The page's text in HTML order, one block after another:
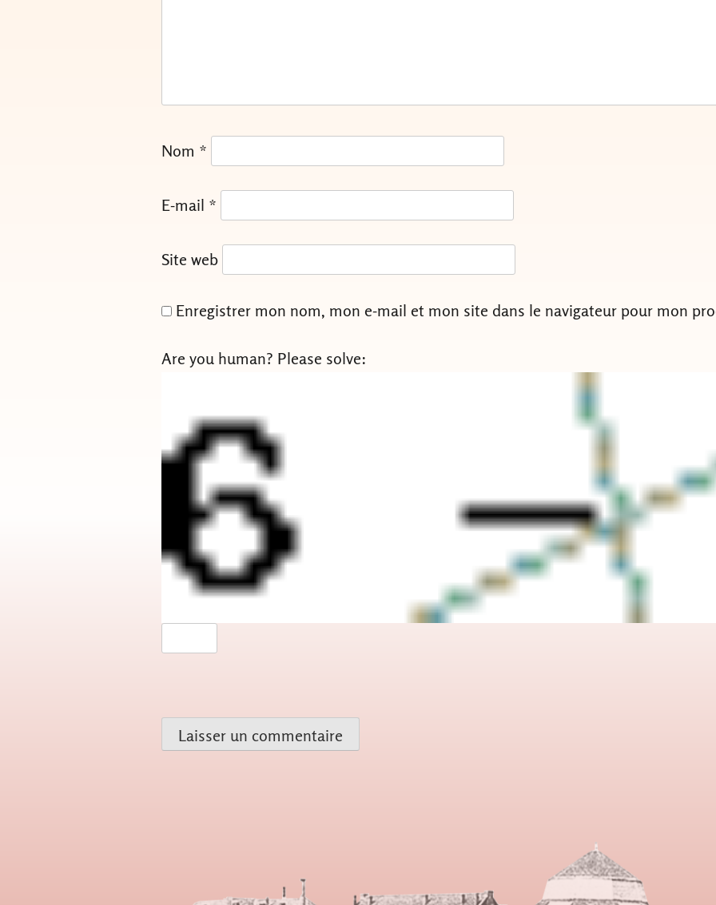
Nom *
E-mail *
Site web
Enregistrer mon nom, mon e-mail et mon site dans le navigateur pour mon
Are you human? Please solve: